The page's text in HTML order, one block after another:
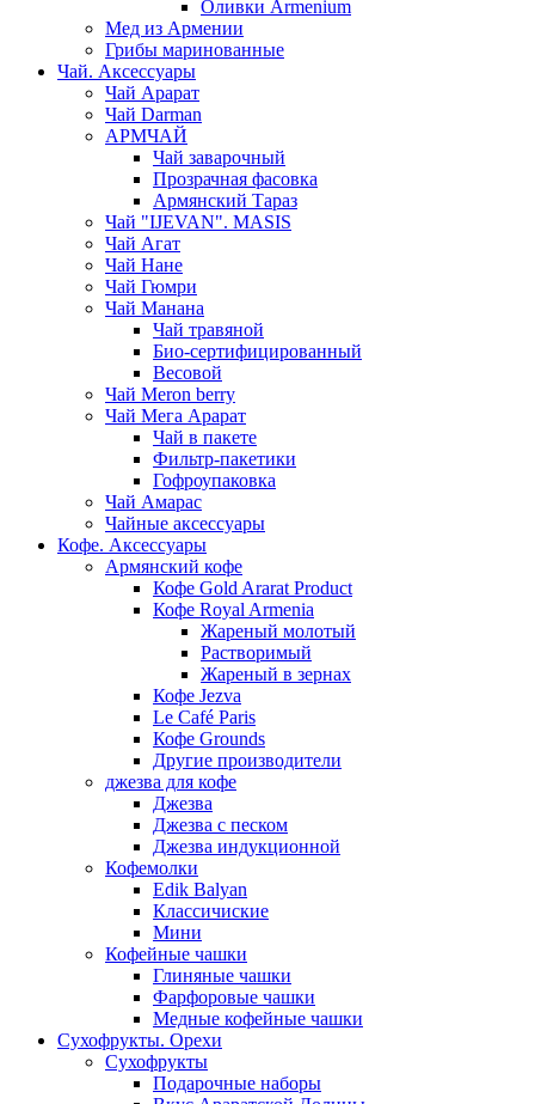
Оливки Armenium
Мед из Армении
Грибы маринованные
Чай. Аксессуары
Чай Арарат
Чай Darman
АРМЧАЙ
Чай заварочный
Прозрачная фасовка
Армянский Тараз
Чай "IJEVAN". MASIS
Чай Агат
Чай Нане
Чай Гюмри
Чай Манана
Чай травяной
Био-сертифицированный
Весовой
Чай Meron berry
Чай Мега Арарат
Чай в пакете
Фильтр-пакетики
Гофроупаковка
Чай Амарас
Чайные аксессуары
Кофе. Аксессуары
Армянский кофе
Кофе Gold Ararat Product
Кофе Royal Armenia
Жареный молотый
Растворимый
Жареный в зернах
Кофе Jezva
Le Café Paris
Кофе Grounds
Другие производители
джезва для кофе
Джезва
Джезва с песком
Джезва индукционной
Кофемолки
Edik Balyan
Классичиские
Мини
Кофейные чашки
Глиняные чашки
Фарфоровые чашки
Медные кофейные чашки
Сухофрукты. Орехи
Сухофрукты
Подарочные наборы